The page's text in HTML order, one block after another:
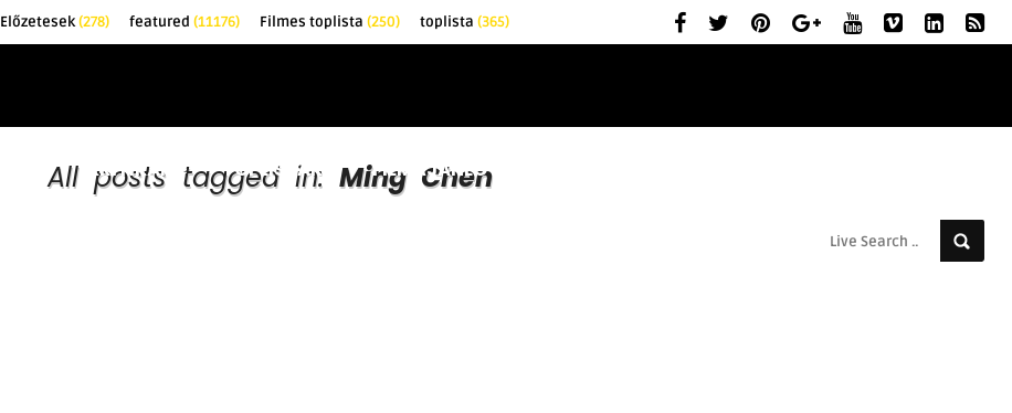
Előzetesek(278) featured (11176) Filmes toplista (250) toplista (365)
KRITIKÁK TOPLISTÁK FILMAJÁNLÓ
All posts tagged in: Ming Chen